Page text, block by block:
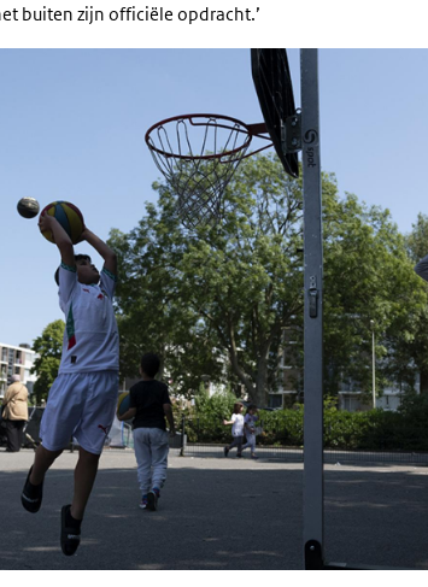
buiten zijn officiële opdracht.’